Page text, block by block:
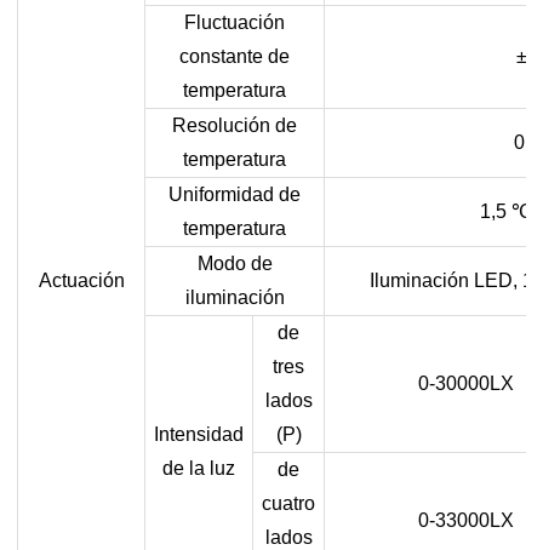
Actuación
Fluctuación
constante de
temperatura
±1
Resolución de
temperatura
0.1
Uniformidad de
temperatura
1,5 ℃
Modo de
iluminación
Iluminación LED,
Intensidad
de la luz
de
tres
lados
(P)
0-30000LX
de
cuatro
lados
0-33000LX